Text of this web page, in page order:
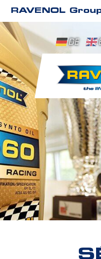
RAVENOL
DE